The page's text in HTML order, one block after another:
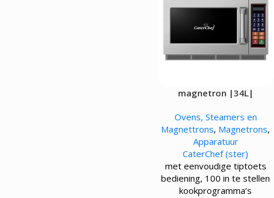
magnetron |34L|
Ovens, Steamers en
Magnettrons, Magnetrons,
Apparatuur
CaterChef (ster)
met eenvoudige tiptoets
bediening, 100 in te stellen
kookprogramma’s